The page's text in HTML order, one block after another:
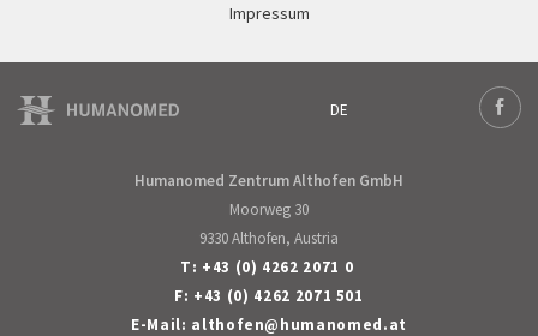
Impressum
DE
Deutsch
Humanomed Zentrum Althofen GmbH
Moorweg 30
9330 Althofen, Austria
T: +43 (0) 4262 2071 0
F: +43 (0) 4262 2071 501
E-Mail: althofen@humanomed.at